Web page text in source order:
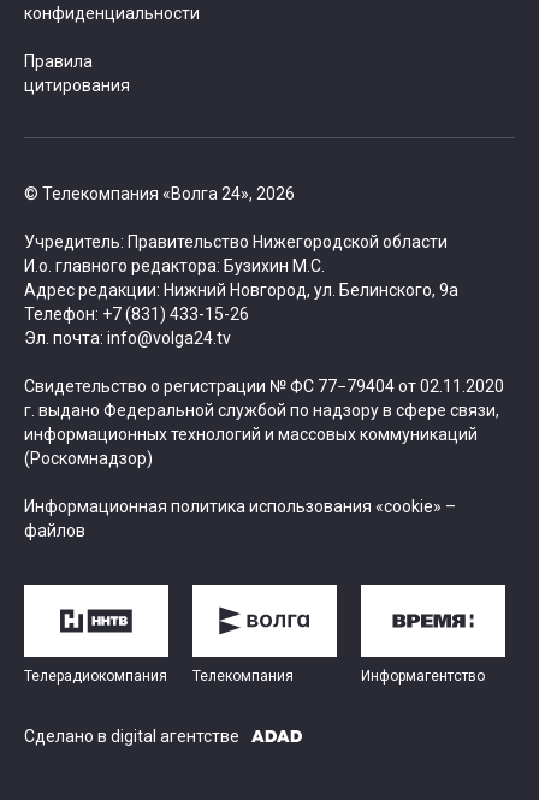
© Телекомпания «Волга 24», 2026
Учредитель: Правительство Нижегородской области
И.о. главного редактора: Бузихин М.С.
Адрес редакции: Нижний Новгород, ул. Белинского, 9а
Телефон: +7 (831) 433-15-26
Эл. почта: info@volga24.tv
Свидетельство о регистрации № ФС 77−79404 от 02.11.2020
г. выдано Федеральной службой по надзору в сфере связи,
информационных технологий и массовых коммуникаций
(Роскомнадзор)
Информационная политика использования «cookie» –
файлов
конфиденциальности
Правила
цитирования
Телерадиокомпания Телекомпания Информагентство
Сделано в digital агентстве